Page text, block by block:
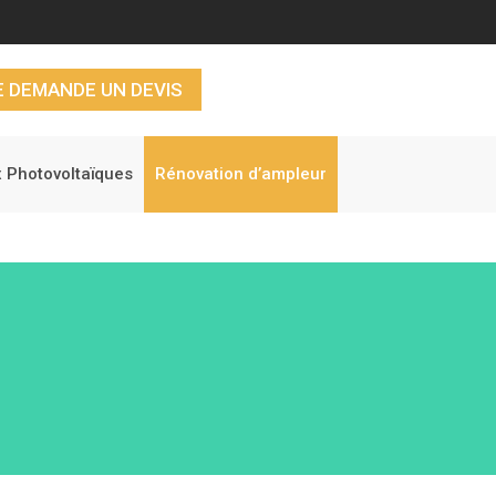
DEMANDE UN DEVIS
Photovoltaïques Rénovation d’ampleur